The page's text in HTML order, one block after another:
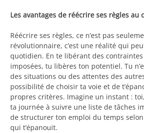
Les avantages de réécrire ses règles au
Réécrire ses règles, ce n’est pas
révolutionnaire, c’est une réalité qui
quotidien. En te libérant des contraintes
imposées, tu libères ton potentiel. Tu
des situations ou des attentes des
possibilité de choisir ta voie et de
propres critères. Imagine un instant :
ta journée à suivre une liste de tâches
de structurer ton emploi du temps selon
qui t’épanouit.